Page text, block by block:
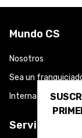
Mundo CS
Nosotros
Sea un
Internacional
Servicio a